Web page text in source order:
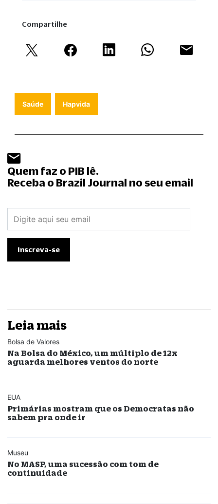
Compartilhe
Saúde Hapvida
Quem faz o PIB lê.
Receba o Brazil Journal no seu email
Leia mais
Bolsa de Valores
Na Bolsa do México, um múltiplo de 12x
aguarda melhores ventos do norte
EUA
Primárias mostram que os Democratas não
sabem pra onde ir
Museu
No MASP, uma sucessão com tom de
continuidade